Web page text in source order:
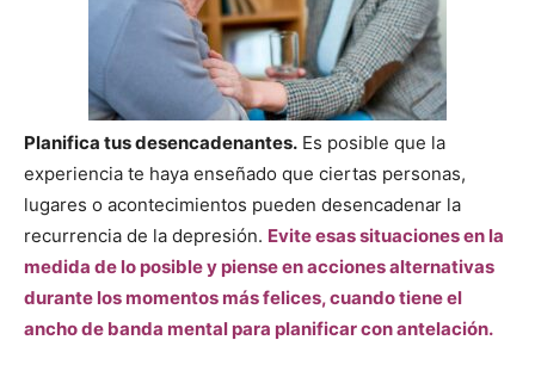
Planifica tus desencadenantes. Es posible que la
experiencia te haya enseñado que ciertas personas,
lugares o acontecimientos pueden desencadenar la
recurrencia de la depresión. Evite esas situaciones en la
medida de lo posible y piense en acciones alternativas
durante los momentos más felices, cuando tiene el
ancho de banda mental para planificar con antelación.